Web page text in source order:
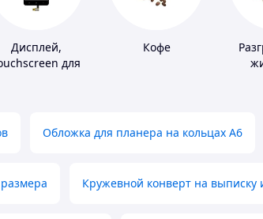
Дисплей,
для
Кофе
Обложка для планера на кольцах А6
Кружевной конверт на выписку